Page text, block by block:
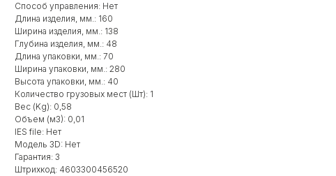
Способ управления: Нет
Длина изделия, мм.: 160
Ширина изделия, мм.: 138
Глубина изделия, мм.: 48
Длина упаковки, мм.: 70
Ширина упаковки, мм.: 280
Высота упаковки, мм.: 40
Количество грузовых мест (Шт): 1
Вес (Kg): 0,58
Объем (м3): 0,01
IES file: Нет
Модель 3D: Нет
Гарантия: 3
Штрихкод: 4603300456520